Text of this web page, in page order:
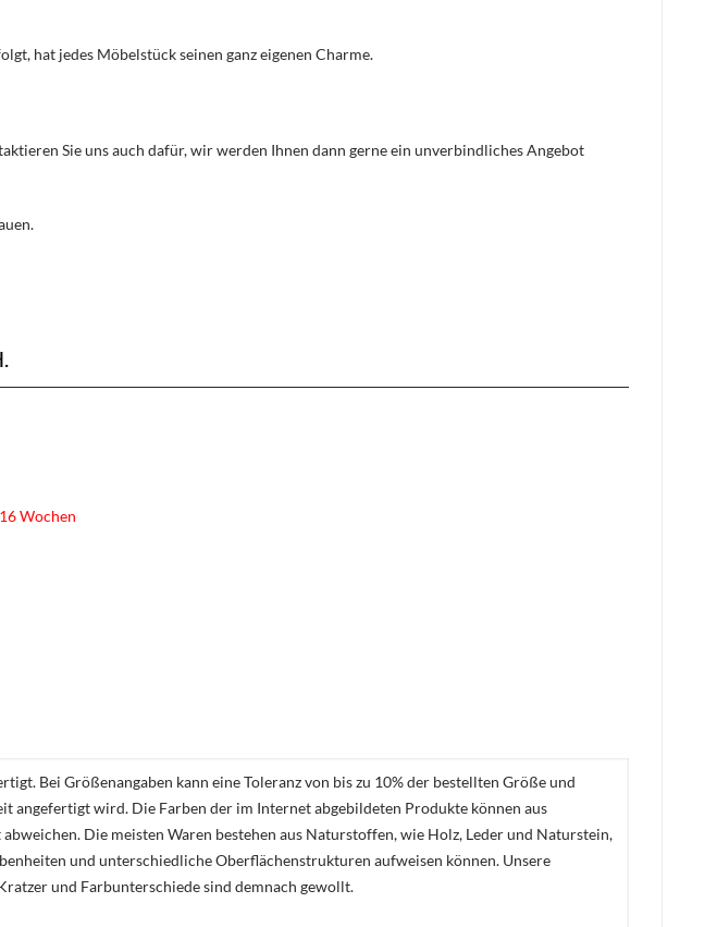
hat jedes Möbelstück seinen ganz eigenen Charme.
Sie uns auch dafür, wir werden Ihnen dann gerne ein unverbindliches Angebot
Wochen
Bei Größenangaben kann eine Toleranz von bis zu 10% der bestellten Größe und
angefertigt wird. Die Farben der im Internet abgebildeten Produkte können aus
Die meisten Waren bestehen aus Naturstoffen, wie Holz, Leder und Naturstein,
und unterschiedliche Oberflächenstrukturen aufweisen können. Unsere
und Farbunterschiede sind demnach gewollt.